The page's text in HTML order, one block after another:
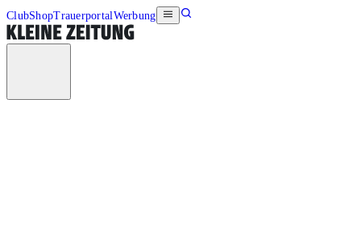
ClubShopTrauerportalWerbung